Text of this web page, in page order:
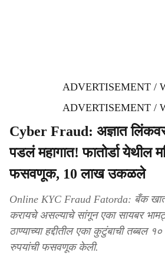
ADVERTISEMENT /
ADVERTISEMENT /
Cyber Fraud: अज्ञात
पडलं महागात! फातोर्डा येथील
फसवणूक, 10 लाख उकळले
Online KYC Fraud Fatorda: बँक
करायचे असल्याचे सांगून एका सायबर
ठाण्याच्या हद्दीतील एका कुटुंबाची तब्बल
रुपयांची फसवणूक केली.